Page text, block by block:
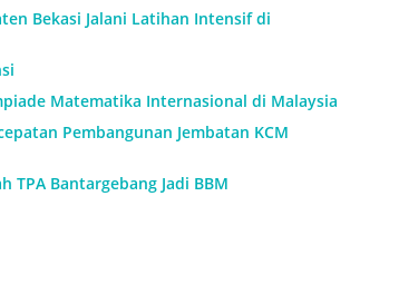
Bekasi Jalani Latihan Intensif di
Matematika Internasional di Malaysia
Pembangunan Jembatan KCM
TPA Bantargebang Jadi BBM